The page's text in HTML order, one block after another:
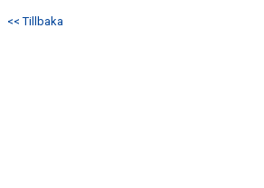
<< Tillbaka